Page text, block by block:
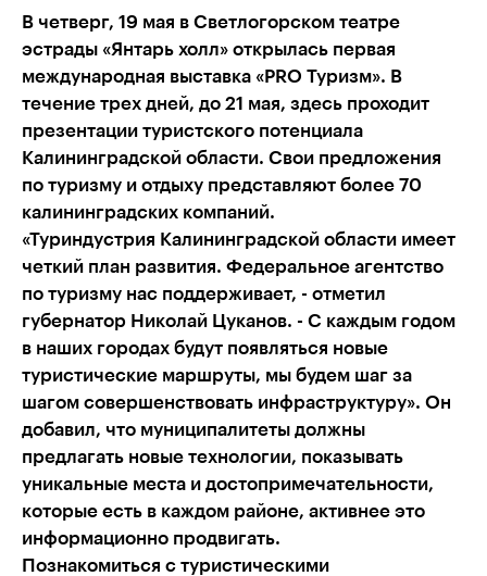
В четверг, 19 мая в Светлогорском театре
эстрады «Янтарь холл» открылась первая
международная выставка «PRO Туризм». В
течение трех дней, до 21 мая, здесь проходит
презентации туристского потенциала
Калининградской области. Свои предложения
по туризму и отдыху представляют более 70
калининградских компаний.
«Туриндустрия Калининградской области имеет
четкий план развития. Федеральное агентство
по туризму нас поддерживает, - отметил
губернатор Николай Цуканов. - С каждым годом
в наших городах будут появляться новые
туристические маршруты, мы будем шаг за
шагом совершенствовать инфраструктуру». Он
добавил, что муниципалитеты должны
предлагать новые технологии, показывать
уникальные места и достопримечательности,
которые есть в каждом районе, активнее это
информационно продвигать.
Познакомиться с туристическими